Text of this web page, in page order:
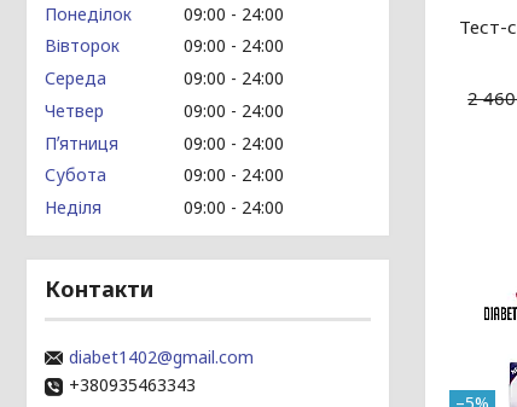
Тест-
2
Понеділок 09:00
24:00
Вівторок
09:00
24:00
Середа
09:00
24:00
Четвер
09:00
24:00
Пʼятниця
09:00
24:00
Субота
09:00
24:00
Неділя
09:00 24:00
Контакти
diabet1402@gmail.com
+380935463343